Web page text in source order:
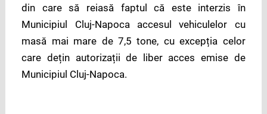
din care să reiasă faptul că este interzis în
Municipiul Cluj-Napoca accesul vehiculelor cu
masă mai mare de 7,5 tone, cu excepția celor
care dețin autorizații de liber acces emise de
Municipiul Cluj-Napoca.